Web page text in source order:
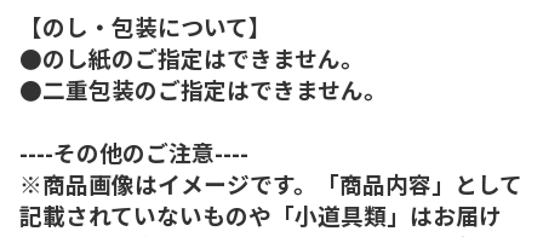
【のし・包装について】
●のし紙のご指定はできません。
●二重包装のご指定はできません。
----その他のご注意----
※商品画像はイメージです。「商品内容」として
記載されていないものや「小道具類」はお届け